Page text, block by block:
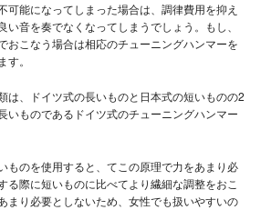
可能になってしまった場合は、調律費用を抑え
い音を奏でなくなってしまうでしょう。もし、
おこなう場合は相応のチューニングハンマーを
。
は、ドイツ式の長いものと日本式の短いものの2
いものであるドイツ式のチューニングハンマー
ものを使用すると、てこの原理で力をあまり必
る際に短いものに比べてより繊細な調整をおこ
まり必要としないため、女性でも扱いやすいの